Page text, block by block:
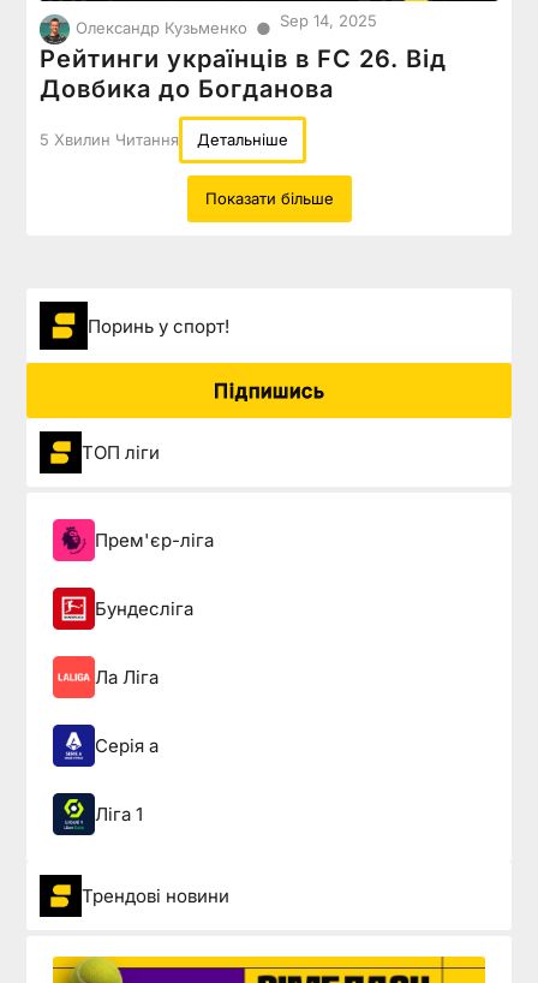
Олександр Кузьменко ● Sep 14, 2025
Рейтинги українців в FC 26. Від
Довбика до Богданова
5 Хвилин Читання Детальніше
Показати більше
Поринь у спорт!
Підпишись
ТОП ліги
Прем'єр-ліга
Бундесліга
Ла Ліга
Серія а
Ліга 1
Трендові новини